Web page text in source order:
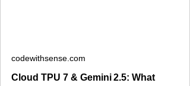
codewithsense.com
Cloud TPU 7 & Gemini 2.5: What